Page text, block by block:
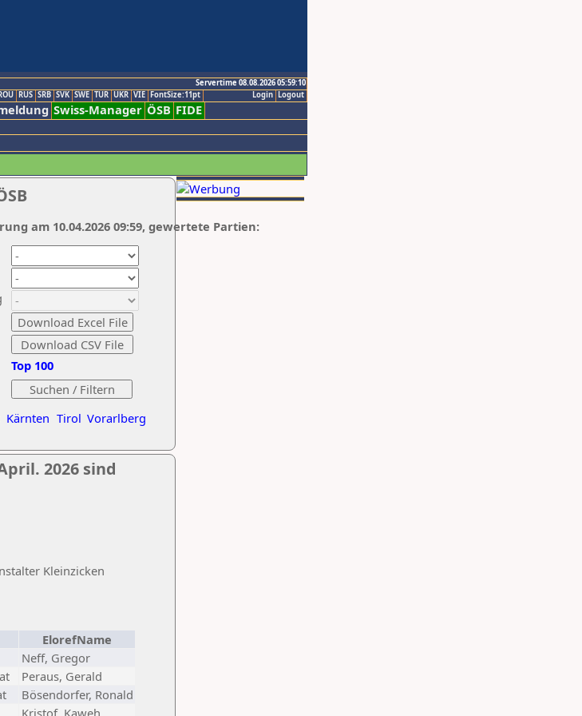
Servertime 08.08.2026 05:59:10
Logout
Login
RUS SRB SVK SWE TUR UKR VIE FontSize:11pt
Swiss-Manager ÖSB FIDE
Kärnten Tirol Vorarlberg
Top 100
am 10.04.2026 09:59, gewertete Partien:
2026 sind
Kleinzicken
ElorefName
Neff, Gregor
Peraus, Gerald
Bösendorfer, Ronald